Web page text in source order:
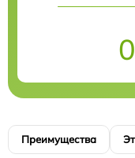
Преимущества